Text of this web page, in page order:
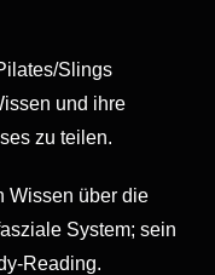
Slings
und ihre
zu teilen.
Wissen über die
System; sein
Reading.